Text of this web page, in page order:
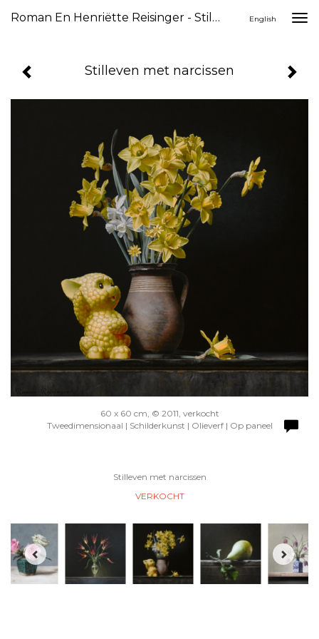
Roman En Henriëtte Reisinger - Stilleven Met Narcissen English
Stilleven met narcissen
60 x 60 cm, © 2011, verkocht
Tweedimensionaal | Schilderkunst | Olieverf | Op paneel
Stilleven met narcissen
VERKOCHT